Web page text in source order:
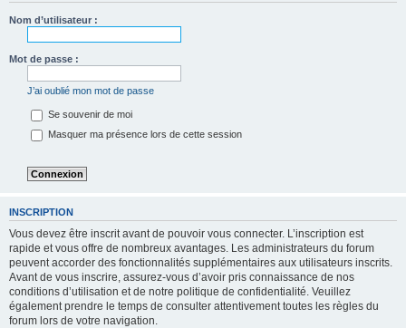
Nom d’utilisateur :
Mot de passe :
J’ai oublié mon mot de passe
Se souvenir de moi
Masquer ma présence lors de cette session
INSCRIPTION
Vous devez être inscrit avant de pouvoir vous connecter. L’inscription est
rapide et vous offre de nombreux avantages. Les administrateurs du forum
peuvent accorder des fonctionnalités supplémentaires aux utilisateurs inscrits.
Avant de vous inscrire, assurez-vous d’avoir pris connaissance de nos
conditions d’utilisation et de notre politique de confidentialité. Veuillez
également prendre le temps de consulter attentivement toutes les règles du
forum lors de votre navigation.